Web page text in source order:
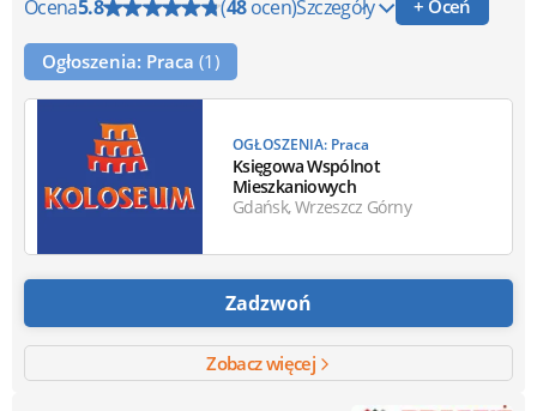
Ocena5.8 (48ocen)Szczegóły + Oceń
Ogłoszenia: Praca (1)
OGŁOSZENIA: Praca
Księgowa Wspólnot
Mieszkaniowych
Gdańsk, Wrzeszcz Górny
Zadzwoń
Zobacz więcej